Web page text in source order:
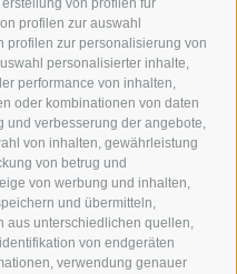
von profilen für
profilen zur auswahl
profilen zur personalisierung von
personalisierter inhalte,
performance von inhalten,
oder kombinationen von daten
und verbesserung der angebote,
von inhalten, gewährleistung
von betrug und
von werbung und inhalten,
und übermitteln,
aus unterschiedlichen quellen,
von endgeräten
verwendung genauer